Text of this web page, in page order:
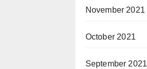
November 2021
October 2021
September 2021